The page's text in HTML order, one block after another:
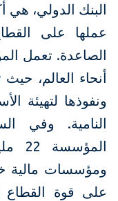
البنك الدولي، هي
عملها على
أنحاء العالم،
ونفوذها لتهيئة
ومؤسسات مالية
على قوة القطاع